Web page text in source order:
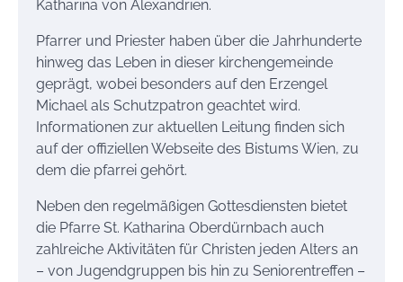
Katharina von Alexandrien.
Pfarrer und Priester haben über die Jahrhunderte
hinweg das Leben in dieser kirchengemeinde
geprägt, wobei besonders auf den Erzengel
Michael als Schutzpatron geachtet wird.
Informationen zur aktuellen Leitung finden sich
auf der offiziellen Webseite des Bistums Wien, zu
dem die pfarrei gehört.
Neben den regelmäßigen Gottesdiensten bietet
die Pfarre St. Katharina Oberdürnbach auch
zahlreiche Aktivitäten für Christen jeden Alters an
– von Jugendgruppen bis hin zu Seniorentreffen –